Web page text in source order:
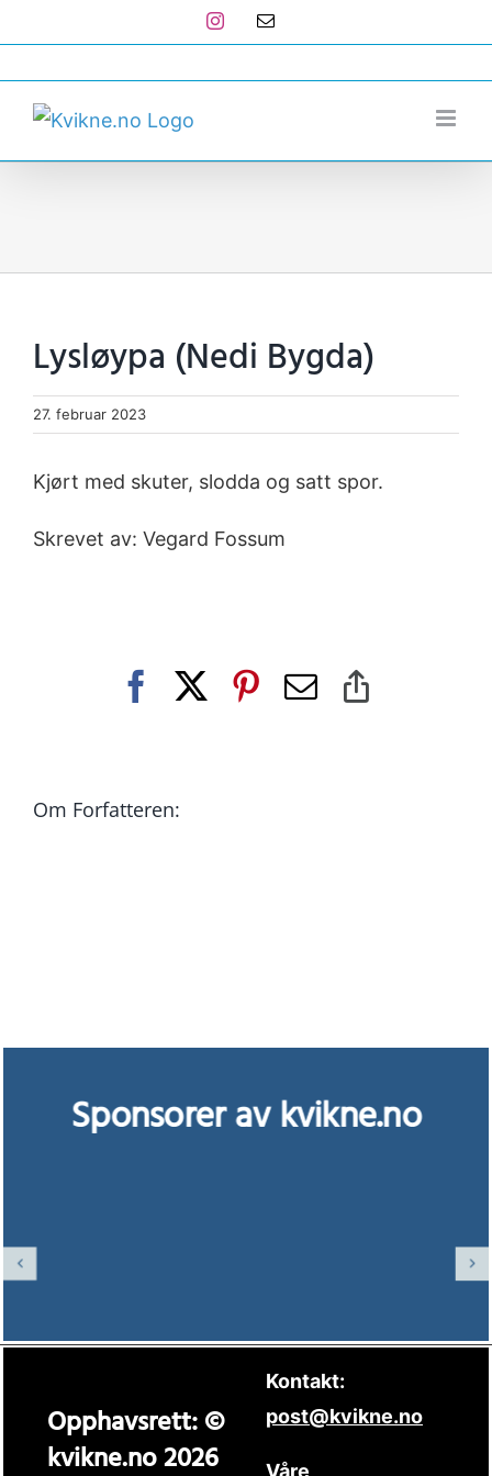
to
content
Instagram
E-
Lysløypa (Nedi Bygda)
27. februar 2023
Kjørt med skuter, slodda og satt spor.
Skrevet av: Vegard Fossum
Facebook Pinterest
E-
Om Forfatteren:
Sponsorer av kvikne.no
Opphavsrett: ©
kvikne.no 2026
Kontakt:
post@kvikne.no
Våre